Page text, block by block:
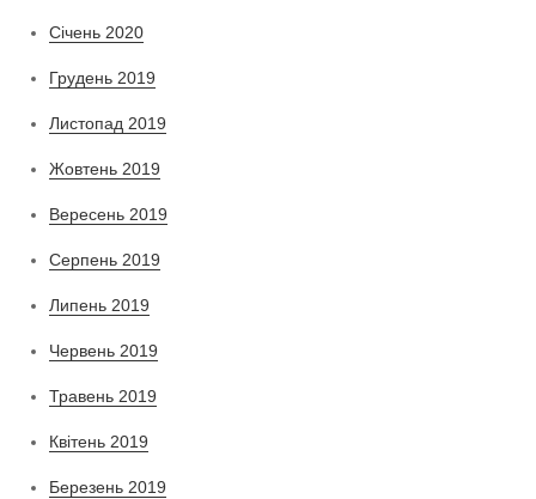
Січень 2020
Грудень 2019
Листопад 2019
Жовтень 2019
Вересень 2019
Серпень 2019
Липень 2019
Червень 2019
Травень 2019
Квітень 2019
Березень 2019